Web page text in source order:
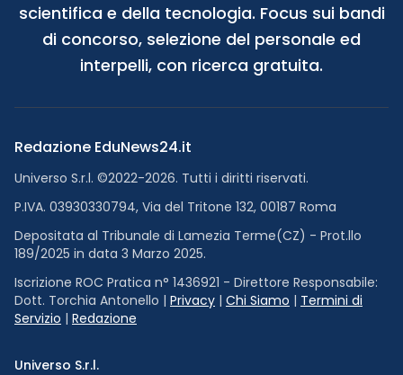
scientifica e della tecnologia. Focus sui bandi
di concorso, selezione del personale ed
interpelli, con ricerca gratuita.
Redazione EduNews24.it
Universo S.r.l. ©2022-2026. Tutti i diritti riservati.
P.IVA. 03930330794, Via del Tritone 132, 00187 Roma
Depositata al Tribunale di Lamezia Terme(CZ) - Prot.llo
189/2025 in data 3 Marzo 2025.
Iscrizione ROC Pratica n° 1436921 - Direttore Responsabile:
Dott. Torchia Antonello | Privacy | Chi Siamo | Termini di
Servizio | Redazione
Universo S.r.l.